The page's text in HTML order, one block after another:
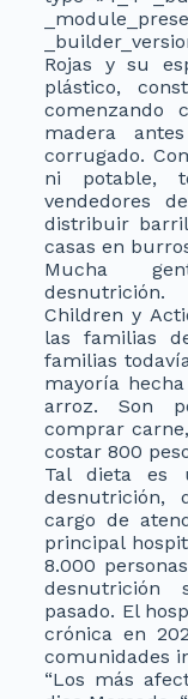
Rojas y su
plástico,
comenzando
madera
corrugado.
ni potable,
vendedores
distribuir
casas en
Mucha
Children y
las familias
familias
mayoría
arroz. Son
comprar
costar 800
Tal dieta es
desnutrición,
cargo de
principal
8.000
pasado. El
crónica en
comunidades
“Los más